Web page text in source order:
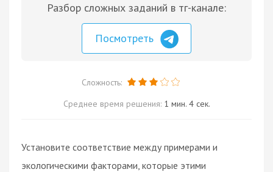
Разбор сложных заданий в тг-канале:
Посмотреть
Сложность:
Среднее время решения: 1 мин. 4 сек.
Установите соответствие между примерами и
экологическими факторами, которые этими